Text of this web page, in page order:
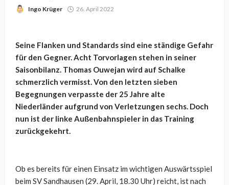
Ingo Krüger 26. April 2022
Seine Flanken und Standards sind eine ständige Gefahr
für den Gegner. Acht Torvorlagen stehen in seiner
Saisonbilanz. Thomas Ouwejan wird auf Schalke
schmerzlich vermisst. Von den letzten sieben
Begegnungen verpasste der 25 Jahre alte
Niederländer aufgrund von Verletzungen sechs. Doch
nun ist der linke Außenbahnspieler in das Training
zurückgekehrt.
Ob es bereits für einen Einsatz im wichtigen Auswärtsspiel
beim SV Sandhausen (29. April, 18.30 Uhr) reicht, ist nach